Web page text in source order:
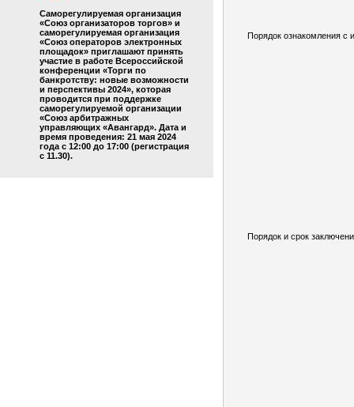
Саморегулируемая организация
«Союз организаторов торгов» и
саморегулируемая организация
«Союз операторов электронных
площадок» приглашают принять
участие в работе Всероссийской
конференции «Торги по
банкротству: новые возможности
и перспективы 2024», которая
проводится при поддержке
саморегулируемой организации
«Союз арбитражных
управляющих «Авангард». Дата и
время проведения: 21 мая 2024
года с 12:00 до 17:00 (регистрация
с 11.30).
Порядок ознакомления с
Порядок и срок